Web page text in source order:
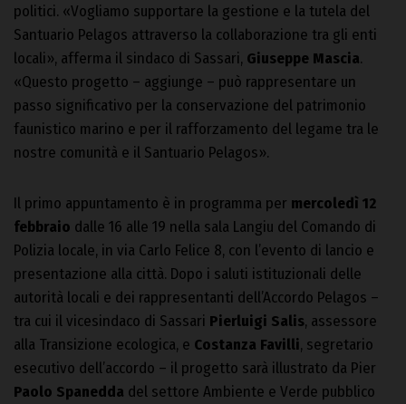
politici. «Vogliamo supportare la gestione e la tutela del
Santuario Pelagos attraverso la collaborazione tra gli enti
locali», afferma il sindaco di Sassari, Giuseppe Mascia.
«Questo progetto – aggiunge – può rappresentare un
passo significativo per la conservazione del patrimonio
faunistico marino e per il rafforzamento del legame tra le
nostre comunità e il Santuario Pelagos».
Il primo appuntamento è in programma per mercoledì 12
febbraio dalle 16 alle 19 nella sala Langiu del Comando di
Polizia locale, in via Carlo Felice 8, con l’evento di lancio e
presentazione alla città. Dopo i saluti istituzionali delle
autorità locali e dei rappresentanti dell’Accordo Pelagos –
tra cui il vicesindaco di Sassari Pierluigi Salis, assessore
alla Transizione ecologica, e Costanza Favilli, segretario
esecutivo dell’accordo – il progetto sarà illustrato da Pier
Paolo Spanedda del settore Ambiente e Verde pubblico